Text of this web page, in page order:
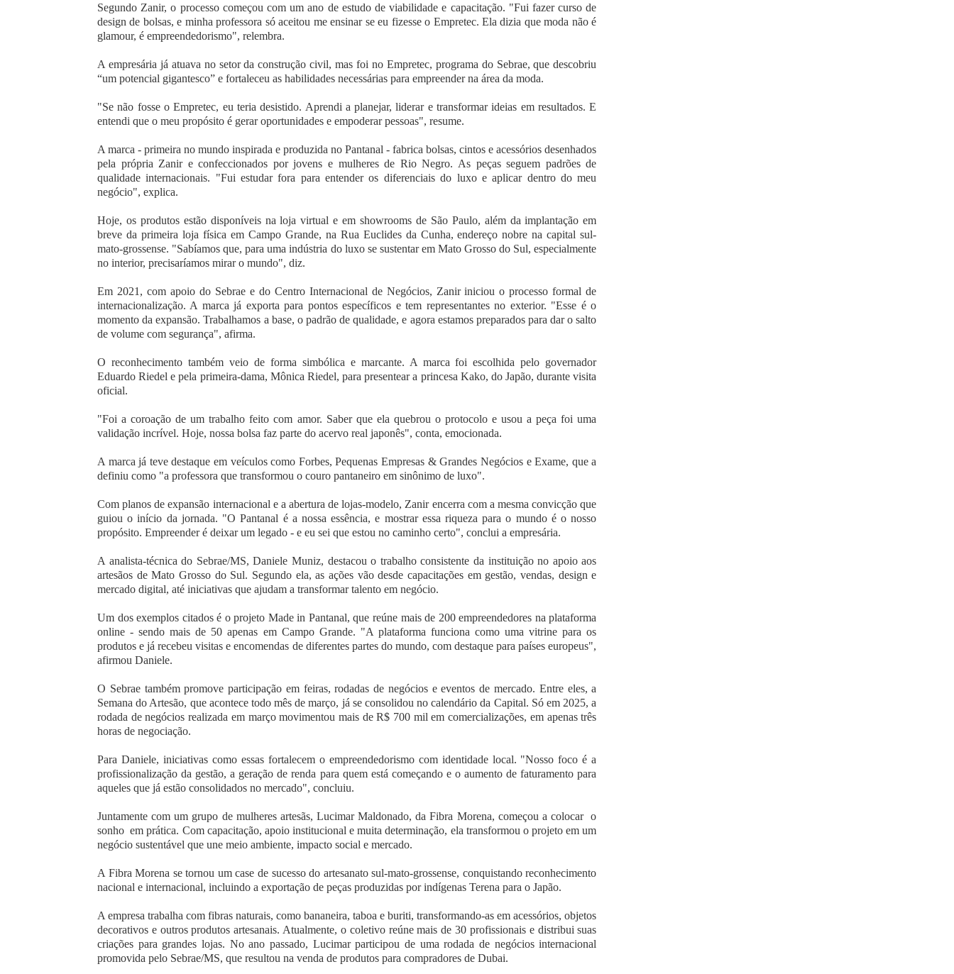
Segundo Zanir, o processo começou com um ano de estudo de viabilidade e capacitação. "Fui fazer curso de
design de bolsas, e minha professora só aceitou me ensinar se eu fizesse o Empretec. Ela dizia que moda não é
glamour, é empreendedorismo", relembra.
A empresária já atuava no setor da construção civil, mas foi no Empretec, programa do Sebrae, que descobriu
“um potencial gigantesco” e fortaleceu as habilidades necessárias para empreender na área da moda.
"Se não fosse o Empretec, eu teria desistido. Aprendi a planejar, liderar e transformar ideias em resultados. E
entendi que o meu propósito é gerar oportunidades e empoderar pessoas", resume.
A marca - primeira no mundo inspirada e produzida no Pantanal - fabrica bolsas, cintos e acessórios desenhados
pela própria Zanir e confeccionados por jovens e mulheres de Rio Negro. As peças seguem padrões de
qualidade internacionais. "Fui estudar fora para entender os diferenciais do luxo e aplicar dentro do meu
negócio", explica.
Hoje, os produtos estão disponíveis na loja virtual e em showrooms de São Paulo, além da implantação em
breve da primeira loja física em Campo Grande, na Rua Euclides da Cunha, endereço nobre na capital sul-
mato-grossense. "Sabíamos que, para uma indústria do luxo se sustentar em Mato Grosso do Sul, especialmente
no interior, precisaríamos mirar o mundo", diz.
Em 2021, com apoio do Sebrae e do Centro Internacional de Negócios, Zanir iniciou o processo formal de
internacionalização. A marca já exporta para pontos específicos e tem representantes no exterior. "Esse é o
momento da expansão. Trabalhamos a base, o padrão de qualidade, e agora estamos preparados para dar o salto
de volume com segurança", afirma.
O reconhecimento também veio de forma simbólica e marcante. A marca foi escolhida pelo governador
Eduardo Riedel e pela primeira-dama, Mônica Riedel, para presentear a princesa Kako, do Japão, durante visita
oficial.
"Foi a coroação de um trabalho feito com amor. Saber que ela quebrou o protocolo e usou a peça foi uma
validação incrível. Hoje, nossa bolsa faz parte do acervo real japonês", conta, emocionada.
A marca já teve destaque em veículos como Forbes, Pequenas Empresas & Grandes Negócios e Exame, que a
definiu como "a professora que transformou o couro pantaneiro em sinônimo de luxo".
Com planos de expansão internacional e a abertura de lojas-modelo, Zanir encerra com a mesma convicção que
guiou o início da jornada. "O Pantanal é a nossa essência, e mostrar essa riqueza para o mundo é o nosso
propósito. Empreender é deixar um legado - e eu sei que estou no caminho certo", conclui a empresária.
A analista-técnica do Sebrae/MS, Daniele Muniz, destacou o trabalho consistente da instituição no apoio aos
artesãos de Mato Grosso do Sul. Segundo ela, as ações vão desde capacitações em gestão, vendas, design e
mercado digital, até iniciativas que ajudam a transformar talento em negócio.
Um dos exemplos citados é o projeto Made in Pantanal, que reúne mais de 200 empreendedores na plataforma
online - sendo mais de 50 apenas em Campo Grande. "A plataforma funciona como uma vitrine para os
produtos e já recebeu visitas e encomendas de diferentes partes do mundo, com destaque para países europeus",
afirmou Daniele.
O Sebrae também promove participação em feiras, rodadas de negócios e eventos de mercado. Entre eles, a
Semana do Artesão, que acontece todo mês de março, já se consolidou no calendário da Capital. Só em 2025, a
rodada de negócios realizada em março movimentou mais de R$ 700 mil em comercializações, em apenas três
horas de negociação.
Para Daniele, iniciativas como essas fortalecem o empreendedorismo com identidade local. "Nosso foco é a
profissionalização da gestão, a geração de renda para quem está começando e o aumento de faturamento para
aqueles que já estão consolidados no mercado", concluiu.
Juntamente com um grupo de mulheres artesãs, Lucimar Maldonado, da Fibra Morena, começou a colocar o
sonho em prática. Com capacitação, apoio institucional e muita determinação, ela transformou o projeto em um
negócio sustentável que une meio ambiente, impacto social e mercado.
A Fibra Morena se tornou um case de sucesso do artesanato sul-mato-grossense, conquistando reconhecimento
nacional e internacional, incluindo a exportação de peças produzidas por indígenas Terena para o Japão.
A empresa trabalha com fibras naturais, como bananeira, taboa e buriti, transformando-as em acessórios, objetos
decorativos e outros produtos artesanais. Atualmente, o coletivo reúne mais de 30 profissionais e distribui suas
criações para grandes lojas. No ano passado, Lucimar participou de uma rodada de negócios internacional
promovida pelo Sebrae/MS, que resultou na venda de produtos para compradores de Dubai.